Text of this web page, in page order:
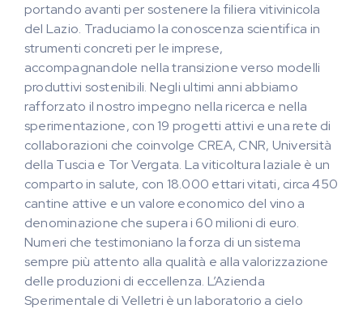
portando avanti per sostenere la filiera vitivinicola
del Lazio. Traduciamo la conoscenza scientifica in
strumenti concreti per le imprese,
accompagnandole nella transizione verso modelli
produttivi sostenibili. Negli ultimi anni abbiamo
rafforzato il nostro impegno nella ricerca e nella
sperimentazione, con 19 progetti attivi e una rete di
collaborazioni che coinvolge CREA, CNR, Università
della Tuscia e Tor Vergata. La viticoltura laziale è un
comparto in salute, con 18.000 ettari vitati, circa 450
cantine attive e un valore economico del vino a
denominazione che supera i 60 milioni di euro.
Numeri che testimoniano la forza di un sistema
sempre più attento alla qualità e alla valorizzazione
delle produzioni di eccellenza. L’Azienda
Sperimentale di Velletri è un laboratorio a cielo